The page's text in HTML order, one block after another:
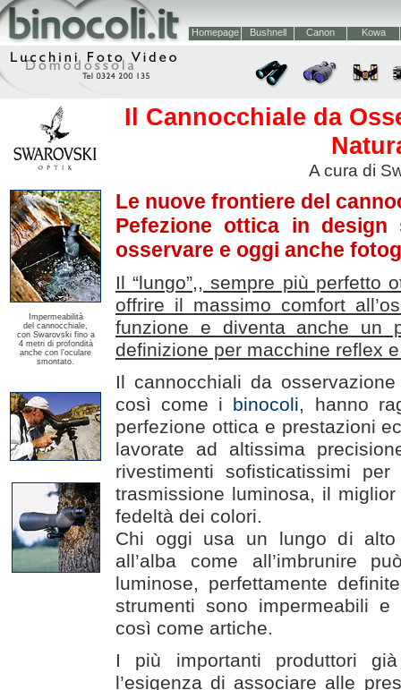
Il Cannocchiale da
A cura di
Impermeabilità
del cannocchiale,
con Swarovski fino a
4 metri di profondità
anche con l’oculare
smontato.
Le nuove frontiere del
Pefezione ottica in design
osservare e oggi anche
Il “lungo”,, sempre più perfetto
offrire il massimo comfort
funzione e diventa anche un
definizione per macchine reflex
Il cannocchiali da
così come i binocoli, hanno
perfezione ottica e prestazioni
lavorate ad altissima
rivestimenti sofisticatissimi
trasmissione luminosa, il
fedeltà dei colori.
Chi oggi usa un lungo di
all’alba come all’imbrunire
luminose, perfettamente
strumenti sono impermeabili
così come artiche.
I più importanti produttori
l’esigenza di associare alle
Homepage Bushnell Canon Kowa